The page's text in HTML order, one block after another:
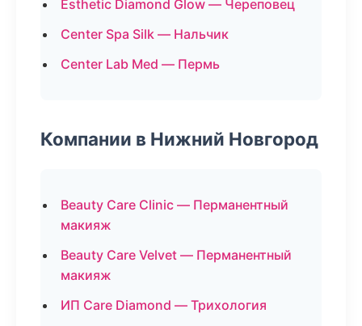
Esthetic Diamond Glow — Череповец
Center Spa Silk — Нальчик
Center Lab Med — Пермь
Компании в Нижний Новгород
Beauty Care Clinic — Перманентный
макияж
Beauty Care Velvet — Перманентный
макияж
ИП Care Diamond — Трихология